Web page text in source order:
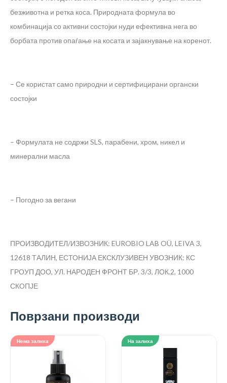
безживотна и ретка коса. Природната формула во
комбинација со активни состојки нуди ефективна нега во
борбата против опаѓање на косата и зајакнување на коренот.
– Се користат само природни и сертифицирани органски
состојки
– Формулата не содржи SLS, парабени, хром, никел и
минерални масла
– Погодно за вегани
ПРОИЗВОДИТЕЛ/ИЗВОЗНИК: EUROBIO LAB OÜ, LEIVA 3,
12618 ТАЛИН, ЕСТОНИЈА ЕКСКЛУЗИВЕН УВОЗНИК: КС
ГРОУП ДОО, УЛ. НАРОДЕН ФРОНТ БР. 3/3, ЛОК.2, 1000
СКОПЈЕ
Поврзани производи
Нема залиха На залиха